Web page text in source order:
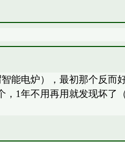
能电炉），最初那个反而
1年不用再用就发现坏了